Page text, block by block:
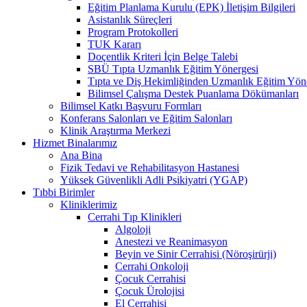
Eğitim Planlama Kurulu (EPK) İletişim Bilgileri
Asistanlık Süreçleri
Program Protokolleri
TUK Kararı
Doçentlik Kriteri İçin Belge Talebi
SBÜ Tıpta Uzmanlık Eğitim Yönergesi
Tıpta ve Diş Hekimliğinden Uzmanlık Eğitim
Bilimsel Çalışma Destek Puanlama Dökümanları
Bilimsel Katkı Başvuru Formları
Konferans Salonları ve Eğitim Salonları
Klinik Araştırma Merkezi
Hizmet Binalarımız
Ana Bina
Fizik Tedavi ve Rehabilitasyon Hastanesi
Yüksek Güvenlikli Adli Psikiyatri (YGAP)
Tıbbi Birimler
Kliniklerimiz
Cerrahi Tıp Klinikleri
Algoloji
Anestezi ve Reanimasyon
Beyin ve Sinir Cerrahisi (Nöroşirürji)
Cerrahi Onkoloji
Çocuk Cerrahisi
Çocuk Ürolojisi
El Cerrahisi